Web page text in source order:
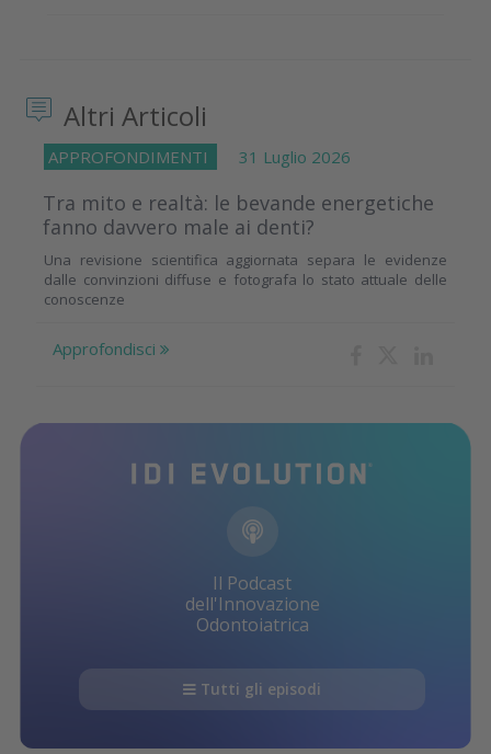
Altri Articoli
APPROFONDIMENTI 31 Luglio 2026
Tra mito e realtà: le bevande energetiche
fanno davvero male ai denti?
Una revisione scientifica aggiornata separa le evidenze
dalle convinzioni diffuse e fotografa lo stato attuale delle
conoscenze
Approfondisci
Il Podcast
dell'Innovazione
Odontoiatrica
Tutti gli episodi